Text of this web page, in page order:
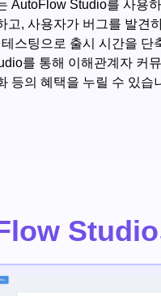
AutoFlow Studio를 사용
고, 사용자가 버그를 발견
스팅으로 출시 시간을 단
를 통해 이해관계자 커
등의 혜택을 누릴 수 있습